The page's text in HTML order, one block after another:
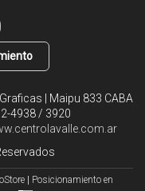
| Maipu 833 CABA
4938 / 3920
Posicionamiento en